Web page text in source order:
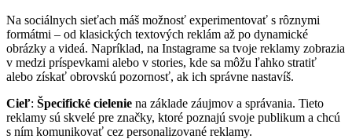
Na sociálnych sieťach máš možnosť experimentovať s rôznymi
formátmi – od klasických textových reklám až po dynamické
obrázky a videá. Napríklad, na Instagrame sa tvoje reklamy zobrazia
v medzi príspevkami alebo v stories, kde sa môžu ľahko stratiť
alebo získať obrovskú pozornosť, ak ich správne nastavíš.
Cieľ: Špecifické cielenie na základe záujmov a správania. Tieto
reklamy sú skvelé pre značky, ktoré poznajú svoje publikum a chcú
s ním komunikovať cez personalizované reklamy.